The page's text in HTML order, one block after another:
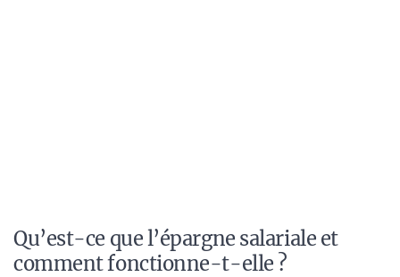
Qu’est-ce que l’épargne salariale et
comment fonctionne-t-elle ?